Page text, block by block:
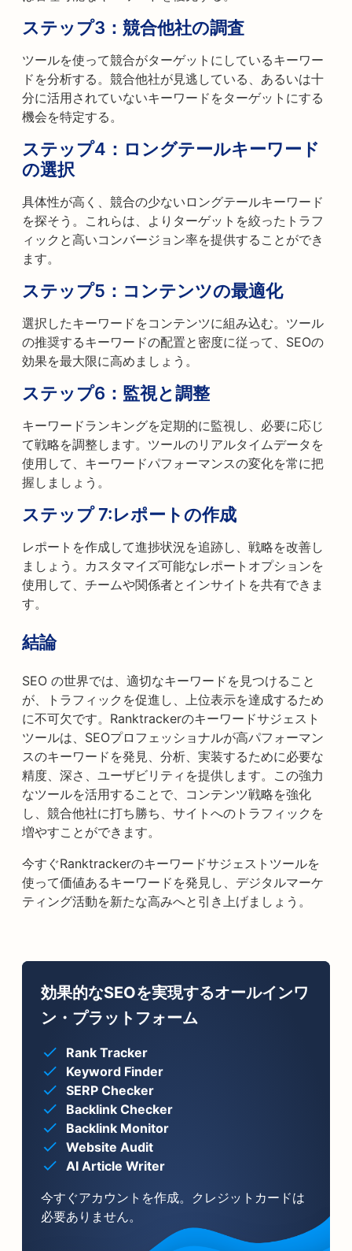
ステップ3： 競合他社の調査
ツールを使って競合がターゲットにしているキーワー
ドを分析する。競合他社が見逃している、あるいは十
分に活用されていないキーワードをターゲットにする
機会を特定する。
ステップ4： ロングテールキーワード
の選択
具体性が高く、競合の少ないロングテールキーワード
を探そう。これらは、よりターゲットを絞ったトラフ
ィックと高いコンバージョン率を提供することができ
ます。
ステップ5： コンテンツの最適化
選択したキーワードをコンテンツに組み込む。ツール
の推奨するキーワードの配置と密度に従って、SEOの
効果を最大限に高めましょう。
ステップ6： 監視と調整
キーワードランキングを定期的に監視し、必要に応じ
て戦略を調整します。ツールのリアルタイムデータを
使用して、キーワードパフォーマンスの変化を常に把
握しましょう。
ステップ 7:レポートの作成
レポートを作成して進捗状況を追跡し、戦略を改善し
ましょう。カスタマイズ可能なレポートオプションを
使用して、チームや関係者とインサイトを共有できま
す。
結論
SEO の世界では、適切なキーワードを見つけること
が、トラフィックを促進し、上位表示を達成するため
に不可欠です。Ranktrackerのキーワードサジェスト
ツールは、SEOプロフェッショナルが高パフォーマン
スのキーワードを発見、分析、実装するために必要な
精度、深さ、ユーザビリティを提供します。この強力
なツールを活用することで、コンテンツ戦略を強化
し、競合他社に打ち勝ち、サイトへのトラフィックを
増やすことができます。
今すぐRanktrackerのキーワードサジェストツールを
使って価値あるキーワードを発見し、デジタルマーケ
ティング活動を新たな高みへと引き上げましょう。
効果的なSEOを実現するオールインワ
ン・プラットフォーム
Rank Tracker
Keyword Finder
SERP Checker
Backlink Checker
Backlink Monitor
Website Audit
AI Article Writer
今すぐアカウントを作成。クレジットカードは
必要ありません。